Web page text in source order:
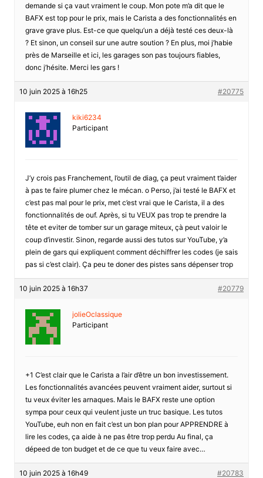
demande si ça vaut vraiment le coup. Mon pote m’a dit que le
BAFX est top pour le prix, mais le Carista a des fonctionnalités en
grave grave plus. Est-ce que quelqu’un a déjà testé ces deux-là
? Et sinon, un conseil sur une autre soution ? En plus, moi j’habie
près de Marseille et ici, les garages son pas toujours fiables,
donc j’hésite. Merci les gars !
10 juin 2025 à 16h25 #20775
kiki6234
Participant
J’y crois pas Franchement, l’outil de diag, ça peut vraiment t’aider
à pas te faire plumer chez le mécan. o Perso, j’ai testé le BAFX et
c’est pas mal pour le prix, met c’est vrai que le Carista, il a des
fonctionnalités de ouf. Après, si tu VEUX pas trop te prendre la
tête et eviter de tomber sur un garage miteux, çà peut valoir le
coup d’investir. Sinon, regarde aussi des tutos sur YouTube, y’a
plein de gars qui expliquent comment déchiffrer les codes (je sais
pas si c’est clair). Ça peu te doner des pistes sans dépenser trop
10 juin 2025 à 16h37 #20779
jolieOclassique
Participant
+1 C’est clair que le Carista a l’air d’être un bon investissement.
Les fonctionnalités avancées peuvent vraiment aider, surtout si
tu veux éviter les arnaques. Mais le BAFX reste une option
sympa pour ceux qui veulent juste un truc basique. Les tutos
YouTube, euh non en fait c’est un bon plan pour APPRENDRE à
lire les codes, ça aide à ne pas être trop perdu Au final, ça
dépeed de ton budget et de ce que tu veux faire avec…
10 juin 2025 à 16h49 #20783